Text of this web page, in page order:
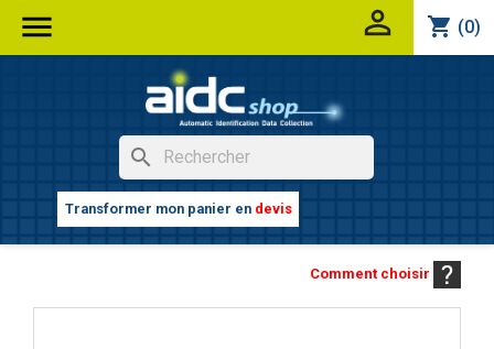
 shopping_cart (0)

search
Transformer mon panier en devis
Comment choisir